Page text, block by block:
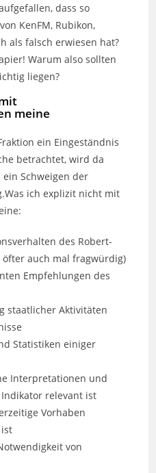
dass so
KenFM, Rubikon,
als falsch erwiesen hat?
Warum also sollten
liegen?
meine
ein Eingeständnis
betrachtet, wird da
Schweigen der
ich explizit nicht mit
des Robert-
auch mal fragwürdig)
Empfehlungen des
staatlicher Aktivitäten
Statistiken einiger
Interpretationen und
relevant ist
Vorhaben
von